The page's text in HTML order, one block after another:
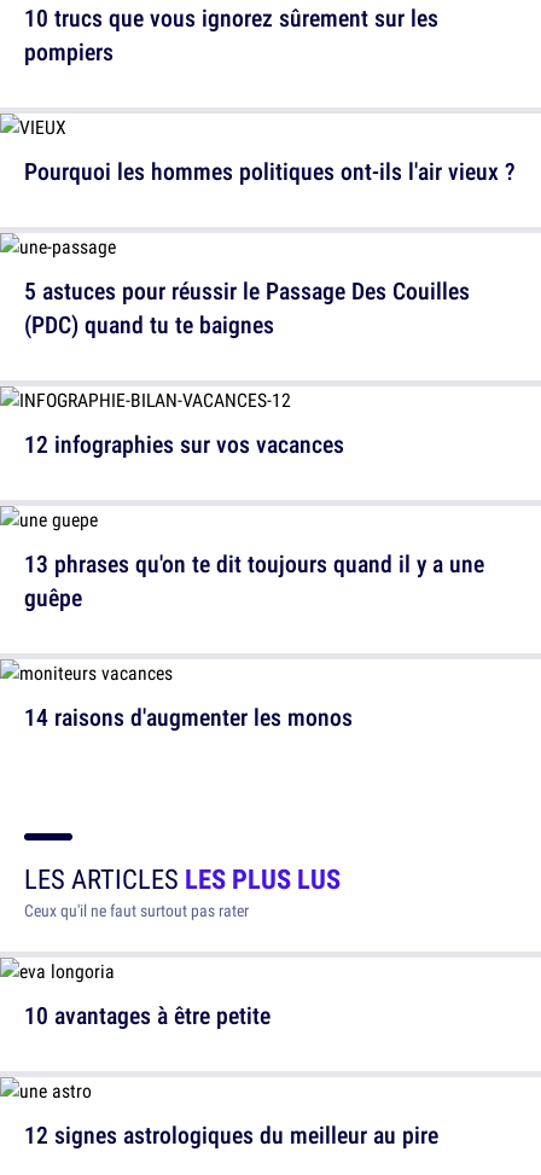
10 trucs que vous ignorez sûrement sur les
pompiers
5 astuces pour réussir le Passage Des Couilles
(PDC) quand tu te baignes
13 phrases qu'on te dit toujours quand il y a une
guêpe
Pourquoi les hommes politiques ont-ils l'air vieux ?
12 infographies sur vos vacances
14 raisons d'augmenter les monos
LES ARTICLES LES PLUS LUS
Ceux qu'il ne faut surtout pas rater
10 avantages à être petite
12 signes astrologiques du meilleur au pire